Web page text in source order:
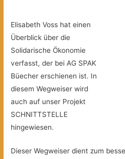
Elisabeth Voss hat einen
Überblick über die
Solidarische Ökonomie
verfasst, der bei AG SPAK
Büecher erschienen ist. In
diesem Wegweiser wird
auch auf unser Projekt
SCHNITTSTELLE
hingewiesen.
Dieser Wegweiser dient zum